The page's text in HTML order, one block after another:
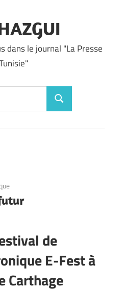
dans le journal "La Presse
Search
de
E-Fest à
Carthage